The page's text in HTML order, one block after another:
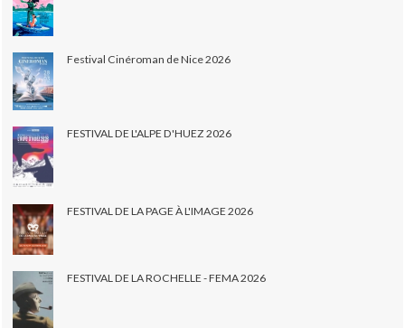
Festival Cinéroman de Nice 2026
FESTIVAL DE L'ALPE D'HUEZ 2026
FESTIVAL DE LA PAGE À L'IMAGE 2026
FESTIVAL DE LA ROCHELLE - FEMA 2026